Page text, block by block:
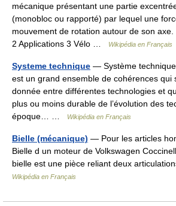
mécanique présentant une partie
(monobloc ou rapporté) par lequel une
mouvement de rotation autour de son
2 Applications 3 Vélo …
Wikipédia en Français
Systeme technique — Système
est un grand ensemble de cohérences qui
donnée entre différentes technologies et
plus ou moins durable de l’évolution des
époque… …
Wikipédia en Français
Bielle (mécanique) — Pour les articles
Bielle d un moteur de Volkswagen
bielle est une pièce reliant deux
Wikipédia en Français